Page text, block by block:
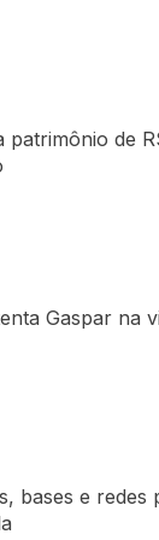
patrimônio de
Gaspar na
bases e redes